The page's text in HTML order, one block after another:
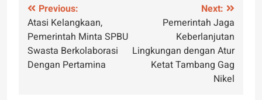
Post
navigation
Previous:
Atasi Kelangkaan,
Pemerintah Minta SPBU
Swasta Berkolaborasi
Dengan Pertamina
Next:
Pemerintah Jaga
Keberlanjutan
Lingkungan dengan Atur
Ketat Tambang Gag
Nikel